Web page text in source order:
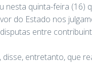
nesta quinta-feira (16)
do Estado nos
entre
entretanto, que